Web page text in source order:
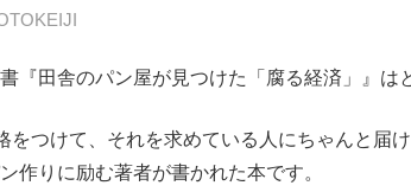
田舎のパン屋が見つけた「腐る経済」』は
をつけて、それを求めている人にちゃんと届
作りに励む著者が書かれた本です。